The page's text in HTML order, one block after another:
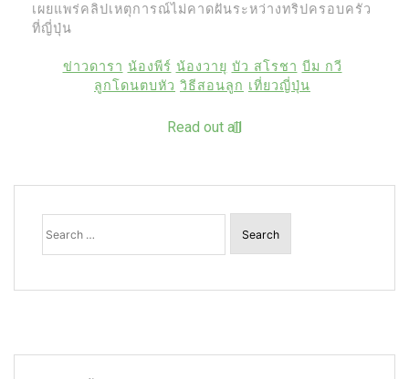
เผยแพร่คลิปเหตุการณ์ไม่คาดฝันระหว่างทริปครอบครัว
ที่ญี่ปุ่น
ข่าวดารา น้องพีร์ น้องวายุ บัว สโรชา บีม กวี
ลูกโดนตบหัว วิธีสอนลูก เที่ยวญี่ปุ่น
Read out all
Search
for: